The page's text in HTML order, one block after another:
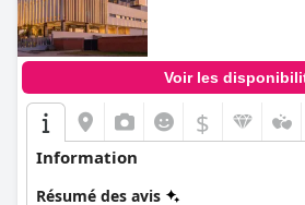
Voir les
$
Information
Résumé des avis